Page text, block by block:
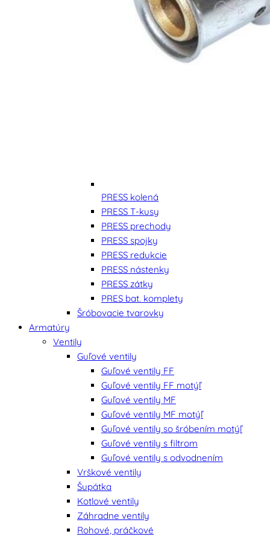
PRESS kolená
PRESS T-kusy
PRESS prechody
PRESS spojky
PRESS redukcie
PRESS nástenky
PRESS zátky
PRES bat. komplety
Šróbovacie tvarovky
Armatúry
Ventily
Guľové ventily
Guľové ventily FF
Guľové ventily FF motýľ
Guľové ventily MF
Guľové ventily MF motýľ
Guľové ventily so šróbením motýľ
Guľové ventily s filtrom
Guľové ventily s odvodnením
Vrškové ventily
Šupátka
Kotlové ventily
Záhradne ventily
Rohové, práčkové